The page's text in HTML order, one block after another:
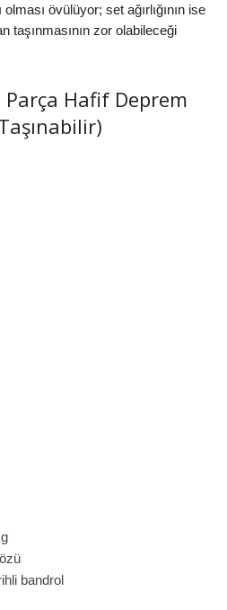
övülüyor; set ağırlığının ise
taşınmasının zor olabileceği
Hafif Deprem
bandrol